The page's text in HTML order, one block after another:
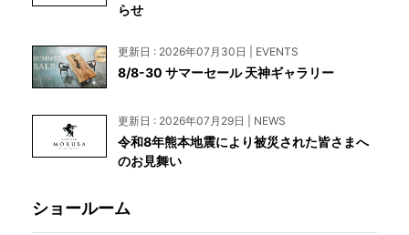
らせ
更新日 : 2026年07月30日 | EVENTS
8/8-30 サマーセール 天神ギャラリー
更新日 : 2026年07月29日 | NEWS
令和8年熊本地震により被災された皆さまへ
のお見舞い
ショールーム